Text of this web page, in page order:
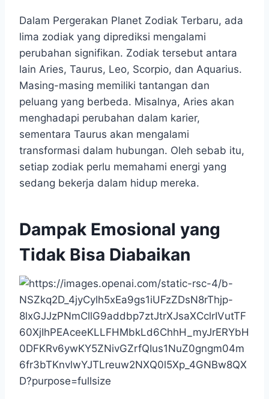
Dalam Pergerakan Planet Zodiak Terbaru, ada
lima zodiak yang diprediksi mengalami
perubahan signifikan. Zodiak tersebut antara
lain Aries, Taurus, Leo, Scorpio, dan Aquarius.
Masing-masing memiliki tantangan dan
peluang yang berbeda. Misalnya, Aries akan
menghadapi perubahan dalam karier,
sementara Taurus akan mengalami
transformasi dalam hubungan. Oleh sebab itu,
setiap zodiak perlu memahami energi yang
sedang bekerja dalam hidup mereka.
Dampak Emosional yang
Tidak Bisa Diabaikan